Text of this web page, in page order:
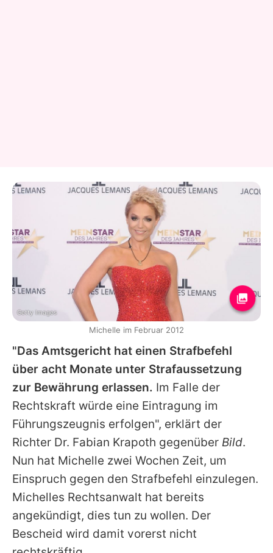
"Das Amtsgericht hat einen Strafbefehl
über acht Monate unter Strafaussetzung
zur Bewährung erlassen. Im Falle der
Rechtskraft würde eine Eintragung im
Führungszeugnis erfolgen", erklärt der
Richter Dr. Fabian Krapoth gegenüber Bild.
Nun hat Michelle zwei Wochen Zeit, um
Einspruch gegen den Strafbefehl einzulegen.
Michelles Rechtsanwalt hat bereits
angekündigt, dies tun zu wollen. Der
Bescheid wird damit vorerst nicht
Getty Images
Michelle im Februar 2012